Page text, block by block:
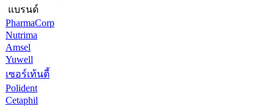
แบรนด์
PharmaCorp
Nutrima
Amsel
Yuwell
เซอร์เท้นตี้
Polident
Cetaphil